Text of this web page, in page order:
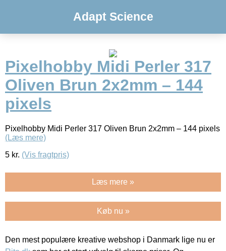
Adapt Science
Pixelhobby Midi Perler 317
Oliven Brun 2x2mm – 144
pixels
Pixelhobby Midi Perler 317 Oliven Brun 2x2mm – 144 pixels
(Læs mere)
5 kr. (Vis fragtpris)
Læs mere »
Køb nu »
Den mest populære kreative webshop i Danmark lige nu er